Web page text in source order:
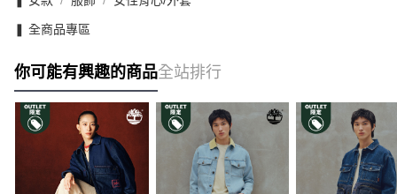
❚ 全商品專區
你可能有興趣的商品全站排行